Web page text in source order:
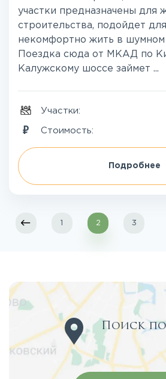
участки предназначены для
строительства, подойдет
некомфортно жить в шумном
Поездка сюда от МКАД по
Калужскому шоссе займет ...
Участки:
Стоимость:
Подробнее
1 2 3
Поиск по